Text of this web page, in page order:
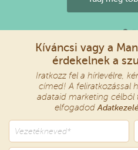
Kíváncsi vagy a
érdekelnek a
Iratkozz fel a hírlevélre,
címed! A feliratkozással
adataid marketing célból
elfogadod